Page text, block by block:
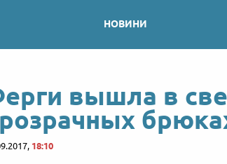
НОВИНИ
вышла в
18:10